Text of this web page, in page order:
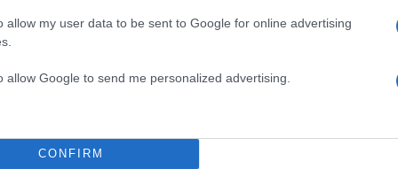
allow my user data to be sent to Google for online advertising
allow Google to send me personalized advertising.
CONFIRM